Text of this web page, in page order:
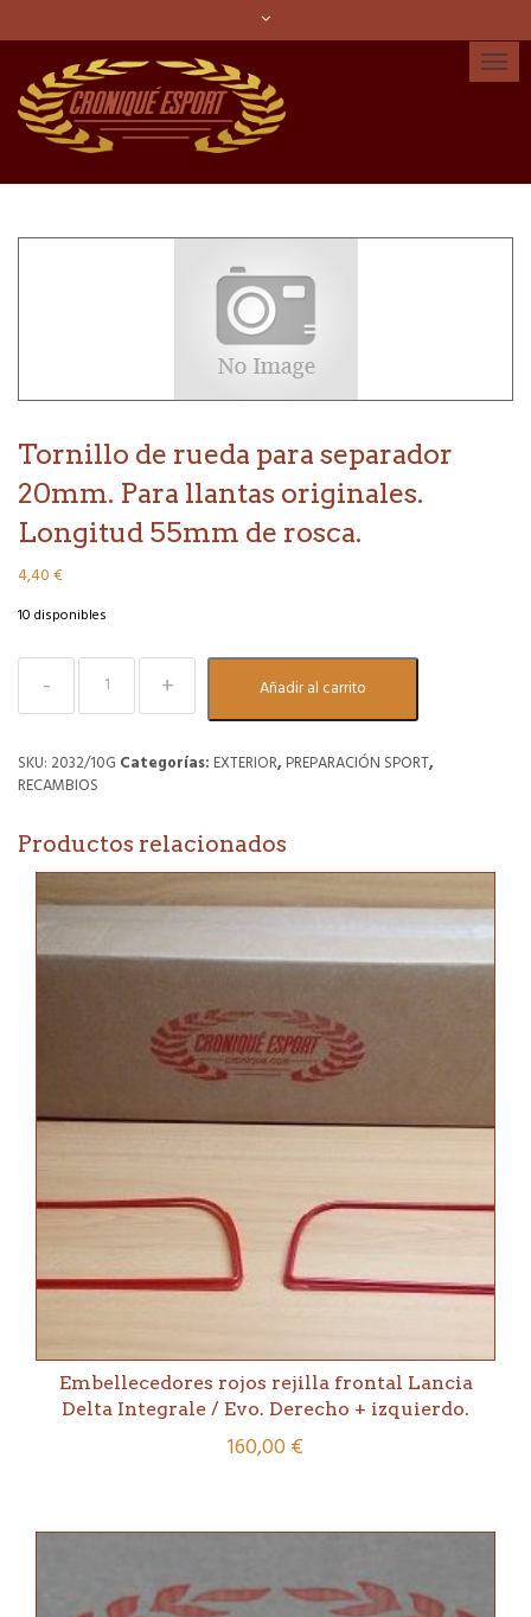
Tornillo de rueda para separador
20mm. Para llantas originales.
Longitud 55mm de rosca.
4,40€
10 disponibles
Tornillo
rueda
separador
20mm.
originales.
Longitud
de
cantidad
Añadir al carrito
SKU: 2032/10G Categorías: EXTERIOR, PREPARACIÓN SPORT,
RECAMBIOS
Productos relacionados
Embellecedores rojos rejilla frontal Lancia
Delta Integrale / Evo. Derecho + izquierdo.
160,00€